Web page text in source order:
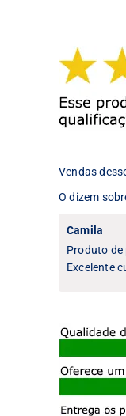
Vendas
O dizem
Camila
Produto de
Excelente